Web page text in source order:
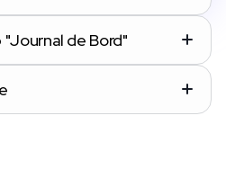
de Bord"